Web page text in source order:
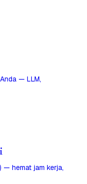
— LLM,
— hemat jam kerja,